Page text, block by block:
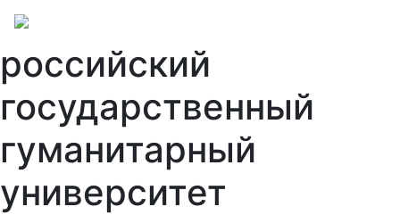
российский
государственный
гуманитарный
университет